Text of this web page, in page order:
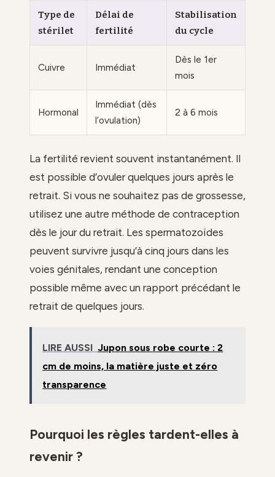
Type de
stérilet
Délai de
fertilité
Stabilisation
du cycle
Cuivre Immédiat
Dès le 1er
mois
Hormonal
Immédiat (dès
l’ovulation)
2 à 6 mois
La fertilité revient souvent instantanément. Il
est possible d’ovuler quelques jours après le
retrait. Si vous ne souhaitez pas de grossesse,
utilisez une autre méthode de contraception
dès le jour du retrait. Les spermatozoïdes
peuvent survivre jusqu’à cinq jours dans les
voies génitales, rendant une conception
possible même avec un rapport précédant le
retrait de quelques jours.
LIRE AUSSI Jupon sous robe courte : 2
cm de moins, la matière juste et zéro
transparence
Pourquoi les règles tardent-elles à
revenir ?